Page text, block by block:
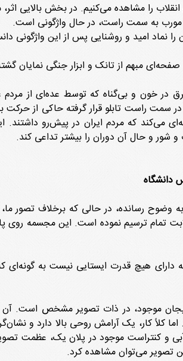
انقلاب را مشاهده می‌کنیم. در بخش
به سمت راست، در حال واژگونی است.
نماد امید و روشنایی پس از این واژگونی
مبهم از تانک و ابزار جنگی نمایان
در خون و بی‌گناه که توسط عده‌ای از
سمت راست تابلو قرار گرفته حاکی از
می‌کند که مردم ایران در پیش‌رو داشتند.
شور و حال آن دوران را بیشتر تداعی کند.
دانشگاه
وضوح رسانده، در حالی که برخلاف تصور
تمام ترسیم نموده است. این مجسمه روی
هیچ قدرت ایستایی نیست به گونه‌ای
موجود، در ذات تصویر مشخص است.
کلاً کار، یک آرامش روحی بالا دارد و
و کنتراست موجود در پلان یک، عظمت
تصویر می‌توان مشاهده کرد.